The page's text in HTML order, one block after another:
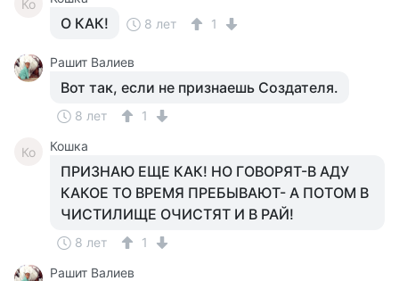
Ко
О КАК! 8 лет 1
Рашит Валиев
Вот так, если не признаешь Создателя.
8 лет 1
Ко Кошка
ПРИЗНАЮ ЕЩЕ КАК! НО ГОВОРЯТ-В АДУ
КАКОЕ ТО ВРЕМЯ ПРЕБЫВАЮТ- А ПОТОМ В
ЧИСТИЛИЩЕ ОЧИСТЯТ И В РАЙ!
8 лет
1
Рашит Валиев